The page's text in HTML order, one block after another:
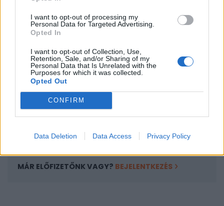
I want to opt-out of processing my
Personal Data for Targeted Advertising.
Opted In
I want to opt-out of Collection, Use,
Retention, Sale, and/or Sharing of my
Personal Data that Is Unrelated with the
Purposes for which it was collected.
Opted Out
CONFIRM
Data Deletion Data Access Privacy Policy
A keresett cikk a portfolio.hu hírarchívumához
tartozik, melynek olvasása előfizetéses
regisztrációhoz kötött.
Az előfizetés a következőket tartalmazza:
Portfolio.hu teljes cikkarchívum
Kötéslisták: BÉT elmúlt 2 év napon belüli
kötéslistái
MÁR ELŐFIZETŐNK VAGY? BEJELENTKEZÉS